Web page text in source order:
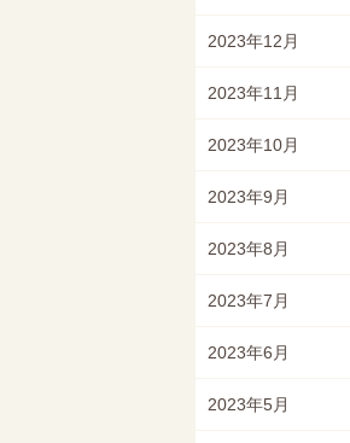
2023年12月
2023年11月
2023年10月
2023年9月
2023年8月
2023年7月
2023年6月
2023年5月